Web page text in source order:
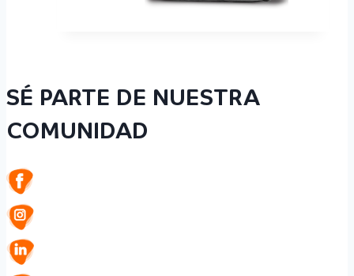
SÉ PARTE DE NUESTRA
COMUNIDAD